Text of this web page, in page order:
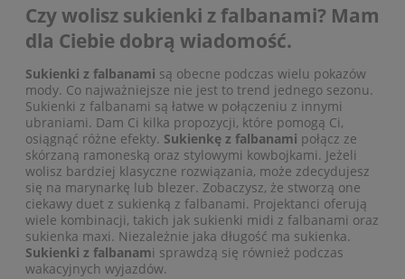
Czy wolisz sukienki z falbanami? Mam
dla Ciebie dobrą wiadomość.
Sukienki z falbanami są obecne podczas wielu pokazów
mody. Co najważniejsze nie jest to trend jednego sezonu.
Sukienki z falbanami są łatwe w połączeniu z innymi
ubraniami. Dam Ci kilka propozycji, które pomogą Ci,
osiągnąć różne efekty. Sukienkę z falbanami połącz ze
skórzaną ramoneską oraz stylowymi kowbojkami. Jeżeli
wolisz bardziej klasyczne rozwiązania, może zdecydujesz
się na marynarkę lub blezer. Zobaczysz, że stworzą one
ciekawy duet z sukienką z falbanami. Projektanci oferują
wiele kombinacji, takich jak sukienki midi z falbanami oraz
sukienka maxi. Niezależnie jaka długość ma sukienka.
Sukienki z falbanami sprawdzą się również podczas
wakacyjnych wyjazdów.